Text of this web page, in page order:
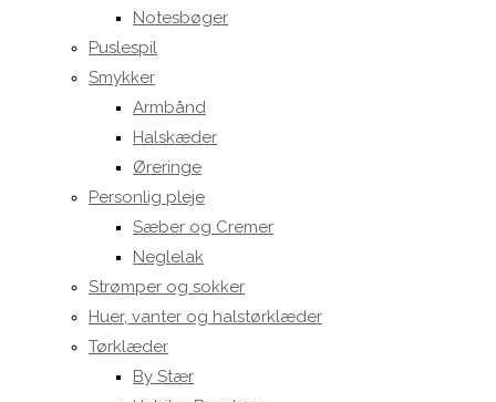
Notesbøger
Puslespil
Smykker
Armbånd
Halskæder
Øreringe
Personlig pleje
Sæber og Cremer
Neglelak
Strømper og sokker
Huer, vanter og halstørklæder
Tørklæder
By Stær